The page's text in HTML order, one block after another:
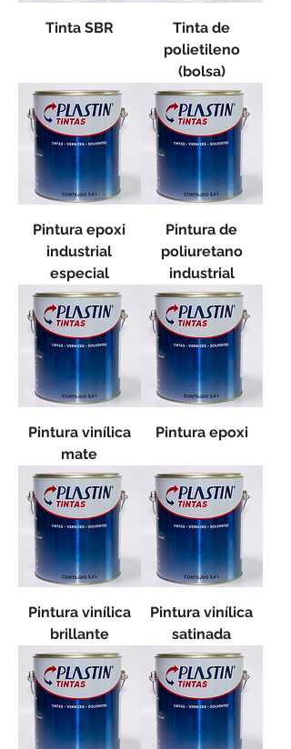
Tinta SBR
Tinta de
polietileno
(bolsa)
Pintura epoxi
industrial
especial
Pintura de
poliuretano
industrial
Pintura vinílica
mate
Pintura epoxi
Pintura vinílica
brillante
Pintura vinílica
satinada